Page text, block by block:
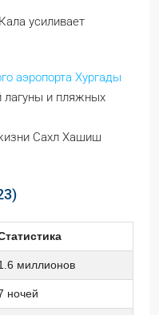
усиливает
аэропорта Хургады
лагуны и пляжных
Сахл Хашиш
миллионов
ночей